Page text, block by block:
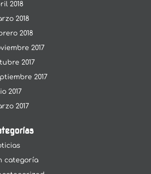
2018
2018
2018
2017
2017
2017
2017
2017
categoría